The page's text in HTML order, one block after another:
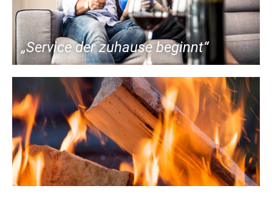
„Service der zuhause beginnt“